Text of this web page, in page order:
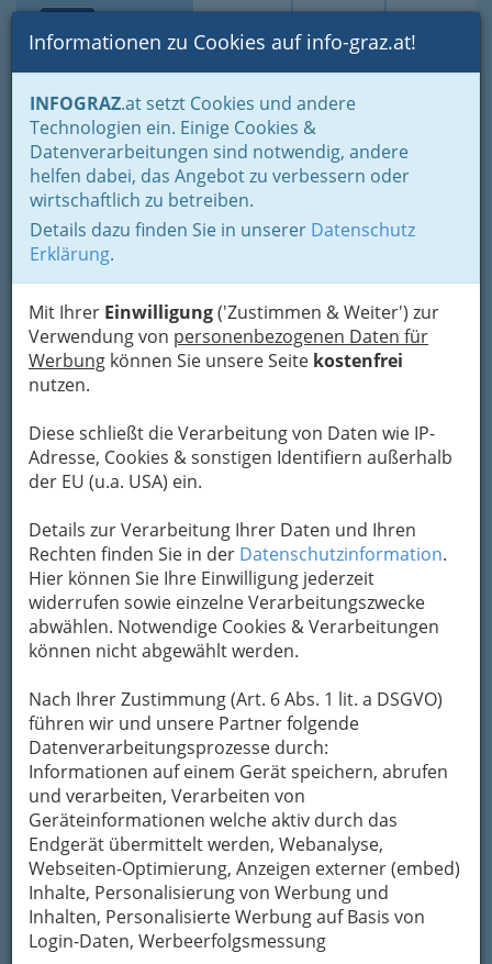
Suche Login Toggle
Informationen zu Cookies auf info-graz.at!
INFOGRAZ.at setzt Cookies und andere
Technologien ein. Einige Cookies &
Datenverarbeitungen sind notwendig, andere
helfen dabei, das Angebot zu verbessern oder
wirtschaftlich zu betreiben.
Details dazu finden Sie in unserer Datenschutz
Erklärung.
Mit Ihrer Einwilligung('Zustimmen & Weiter') zur
Verwendung von personenbezogenen Daten für
Werbung können Sie unsere Seite kostenfrei
nutzen.
Diese schließt die Verarbeitung von Daten wie IP-
Adresse, Cookies & sonstigen Identifiern außerhalb
der EU (u.a. USA) ein.
Details zur Verarbeitung Ihrer Daten und Ihren
Rechten finden Sie in der Datenschutzinformation.
Hier können Sie Ihre Einwilligung jederzeit
widerrufen sowie einzelne Verarbeitungszwecke
abwählen. Notwendige Cookies & Verarbeitungen
können nicht abgewählt werden.
Nach Ihrer Zustimmung (Art. 6 Abs. 1 lit. a DSGVO)
führen wir und unsere Partner folgende
Datenverarbeitungsprozesse durch:
Informationen auf einem Gerät speichern, abrufen
und verarbeiten, Verarbeiten von
Geräteinformationen welche aktiv durch das
Endgerät übermittelt werden, Webanalyse,
Webseiten-Optimierung, Anzeigen externer (embed)
Inhalte, Personalisierung von Werbung und
Inhalten, Personalisierte Werbung auf Basis von
Login-Daten, Werbeerfolgsmessung
Home Branchen
Einkaufen & Schenken - der Handel
Handel in Graz
Einkaufen nach Ladenschluss
BIPA Parfumerien
Gesellschaft m.b.H.
Hauptbahnhof Top 14-15, 8020 Graz
+43 316 723 642
+43 316 723 642
+43 800 207 007
Karte
Adresse mit Google Maps anschauen
Kontaktaufnahme
Um die Info-Graz Firmenvor Spam-Mails zu
bewahren , verwenden wir an dieser Stelle zur
Übermittlung Ihrer Nachricht ein sicheres
Absenden umgehend per Mail an das
Unternehmen BIPA Parfumerien Gesellschaft
m.b.H. weitergeleitet.
Mein Name
Meine Email Adresse
Mein Betreff